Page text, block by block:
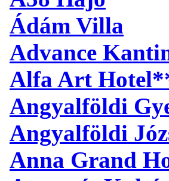
Ádám Villa
Advance
Alfa Art
Angyalföldi
Angyalföldi
Anna Grand